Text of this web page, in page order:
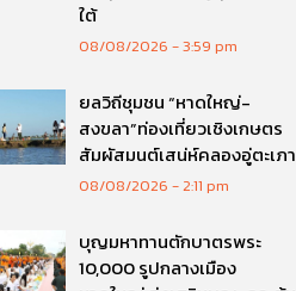
ใต้
08/08/2026 3:59 pm
ยลวิถีชุมชน “หาดใหญ่-
สงขลา”ท่องเที่ยวเชิงเกษตร
สัมผัสมนต์เสน่ห์คลองอู่ตะเภา
08/08/2026 2:11 pm
บุญมหาทานตักบาตรพระ
10,000 รูปกลางเมือง